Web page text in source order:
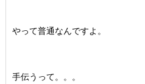
やって普通なんですよ。
手伝うって。。。